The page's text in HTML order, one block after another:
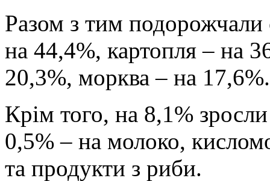
Разом з тим подорожчали
на 44,4%, картопля – на
20,3%, морква – на 17,6%.
Крім того, на 8,1%
0,5% – на молоко,
та продукти з риби.